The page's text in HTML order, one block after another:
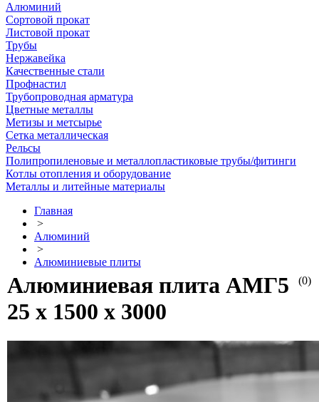
Алюминий
Сортовой прокат
Листовой прокат
Трубы
Нержавейка
Качественные стали
Профнастил
Трубопроводная арматура
Цветные металлы
Метизы и метсырье
Сетка металлическая
Рельсы
Полипропиленовые и металлопластиковые трубы/фитинги
Котлы отопления и оборудование
Металлы и литейные материалы
Главная
>
Алюминий
>
Алюминиевые плиты
(0)
Алюминиевая плита АМГ5
25 х 1500 х 3000